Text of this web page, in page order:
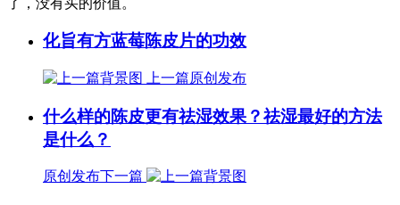
化旨有方蓝莓陈皮片的功效
上一篇原创发布
什么样的陈皮更有祛湿效果？祛湿最好的方法
是什么？
原创发布下一篇